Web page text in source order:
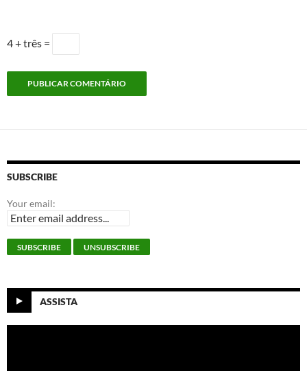
4 + três =
SUBSCRIBE
Your email:
ASSISTA